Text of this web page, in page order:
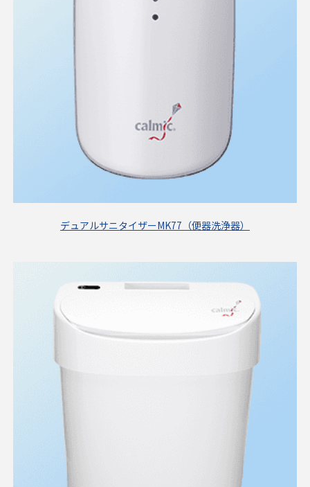
デュアルサニタイザーMK77（便器洗浄器）